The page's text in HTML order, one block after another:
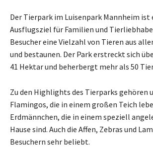
Der Tierpark im Luisenpark Mannheim ist
Ausflugsziel für Familien und
Besucher eine Vielzahl von Tieren aus
und bestaunen. Der Park erstreckt sich
41 Hektar und beherbergt mehr als 50
Zu den Highlights des Tierparks gehören
Flamingos, die in einem großen Teich
Erdmännchen, die in einem speziell
Hause sind. Auch die Affen, Zebras und
Besuchern sehr beliebt.